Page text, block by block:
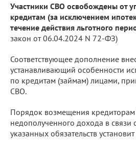
Участники СВО освобождены от
кредитам (за исключением
течение действия льготного
закон от 06.04.2024 N 72-ФЗ)
Соответствующее дополнение
устанавливающий особенности
по кредитам (займам) лицами,
СВО.
Порядок возмещения
недополученного дохода в
указанных обязательств